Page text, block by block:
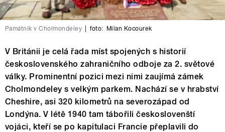
Památník v Cholmondeley foto: Milan Kocourek
V Británii je celá řada míst spojených s historií
československého zahraničního odboje za 2. světové
války. Prominentní pozici mezi nimi zaujímá zámek
Cholmondeley s velkým parkem. Nachází se v hrabství
Cheshire, asi 320 kilometrů na severozápad od
Londýna. V létě 1940 tam tábořili českoslovenští
vojáci, kteří se po kapitulaci Francie přeplavili do